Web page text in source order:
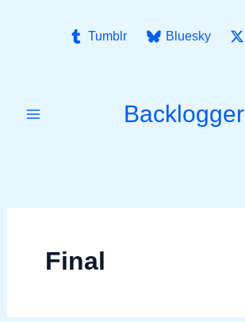
Tumblr Bluesky
Backlogger
Final